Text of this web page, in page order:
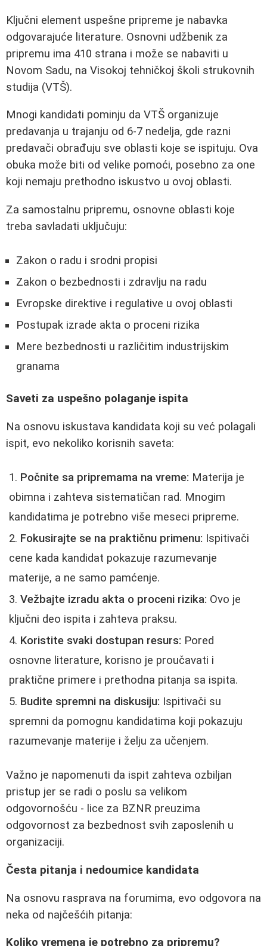
Ključni element uspešne pripreme je nabavka
odgovarajuće literature. Osnovni udžbenik za
pripremu ima 410 strana i može se nabaviti u
Novom Sadu, na Visokoj tehničkoj školi strukovnih
studija (VTŠ).
Mnogi kandidati pominju da VTŠ organizuje
predavanja u trajanju od 6-7 nedelja, gde razni
predavači obrađuju sve oblasti koje se ispituju. Ova
obuka može biti od velike pomoći, posebno za one
koji nemaju prethodno iskustvo u ovoj oblasti.
Za samostalnu pripremu, osnovne oblasti koje
treba savladati uključuju:
Zakon o radu i srodni propisi
Zakon o bezbednosti i zdravlju na radu
Evropske direktive i regulative u ovoj oblasti
Postupak izrade akta o proceni rizika
Mere bezbednosti u različitim industrijskim
granama
Saveti za uspešno polaganje ispita
Na osnovu iskustava kandidata koji su već polagali
ispit, evo nekoliko korisnih saveta:
Počnite sa pripremama na vreme: Materija je
obimna i zahteva sistematičan rad. Mnogim
kandidatima je potrebno više meseci pripreme.
Fokusirajte se na praktičnu primenu: Ispitivači
cene kada kandidat pokazuje razumevanje
materije, a ne samo pamćenje.
Vežbajte izradu akta o proceni rizika: Ovo je
ključni deo ispita i zahteva praksu.
Koristite svaki dostupan resurs: Pored
osnovne literature, korisno je proučavati i
praktične primere i prethodna pitanja sa ispita.
Budite spremni na diskusiju: Ispitivači su
spremni da pomognu kandidatima koji pokazuju
razumevanje materije i želju za učenjem.
Važno je napomenuti da ispit zahteva ozbiljan
pristup jer se radi o poslu sa velikom
odgovornošću - lice za BZNR preuzima
odgovornost za bezbednost svih zaposlenih u
organizaciji.
Česta pitanja i nedoumice kandidata
Na osnovu rasprava na forumima, evo odgovora na
neka od najčešćih pitanja:
Koliko vremena je potrebno za pripremu?